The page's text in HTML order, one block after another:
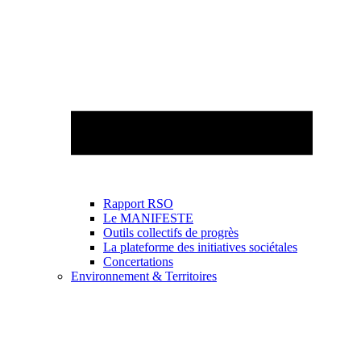
Rapport RSO
Le MANIFESTE
Outils collectifs de progrès
La plateforme des initiatives sociétales
Concertations
Environnement & Territoires